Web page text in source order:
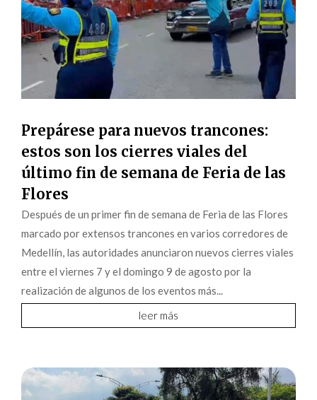
Prepárese para nuevos trancones:
estos son los cierres viales del
último fin de semana de Feria de las
Flores
Después de un primer fin de semana de Feria de las Flores
marcado por extensos trancones en varios corredores de
Medellín, las autoridades anunciaron nuevos cierres viales
entre el viernes 7 y el domingo 9 de agosto por la
realización de algunos de los eventos más...
leer más